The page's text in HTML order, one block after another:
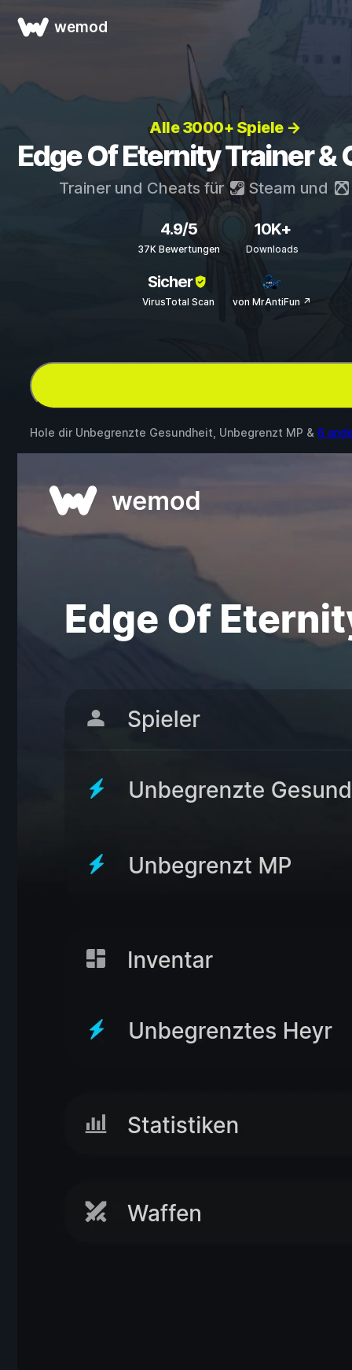
wemod
Alle 3000+ Spiele →
Edge Of Eternity Trainer &
Trainer und Cheats für Steam und
4.9/5
37K Bewertungen
10K+
Downloads
Sicher
VirusTotal Scan von MrAntiFun ↗
Hole dir Unbegrenzte Gesundheit, Unbegrenzt MP & 6